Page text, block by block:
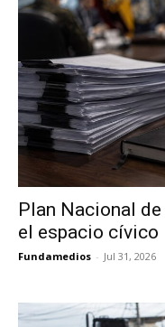
Plan Nacional
el espacio cívico
Fundamedios - Jul 31, 2026